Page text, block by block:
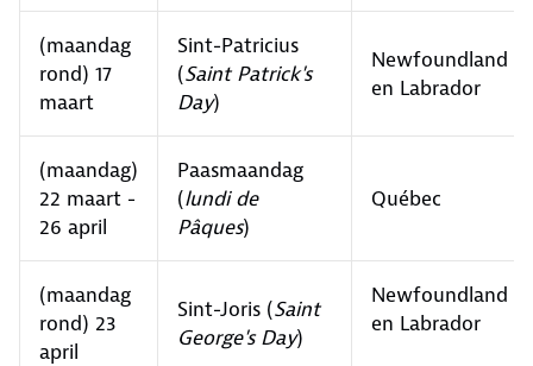
(maandag
rond) 17
maart
Sint-Patricius
(Saint Patrick's
Day)
Newfoundland
en Labrador
(maandag)
22 maart -
26 april
Paasmaandag
(lundi de
Pâques)
Québec
(maandag
rond) 23
april
Sint-Joris (Saint
George's Day)
Newfoundland
en Labrador